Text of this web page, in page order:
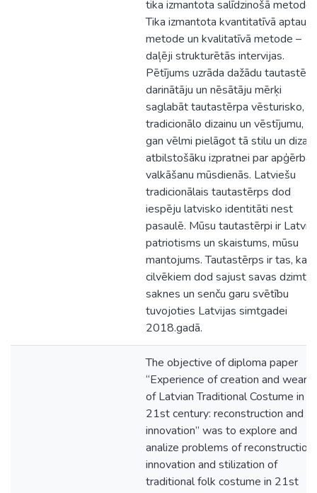
tika izmantota salīdzinošā metode.
Tika izmantota kvantitatīvā
metode un kvalitatīvā metode –
daļēji strukturētās intervijas.
Pētījums uzrāda dažādu
darinātāju un nēsātāju mērķi
saglabāt tautastērpa vēsturisko,
tradicionālo dizainu un vēstījumu,
gan vēlmi pielāgot tā stilu un
atbilstošāku izpratnei par apģērba
valkāšanu mūsdienās. Latviešu
tradicionālais tautastērps dod
iespēju latvisko identitāti nest
pasaulē. Mūsu tautastērpi ir
patriotisms un skaistums, mūsu
mantojums. Tautastērps ir tas, kas
cilvēkiem dod sajust savas dzimtas
saknes un senču garu svētību
tuvojoties Latvijas simtgadei
2018.gadā.
The objective of diploma paper
“Experience of creation and
of Latvian Traditional Costume in
21st century: reconstruction and
innovation” was to explore and
analize problems of reconstruction,
innovation and stilization of
traditional folk costume in 21st